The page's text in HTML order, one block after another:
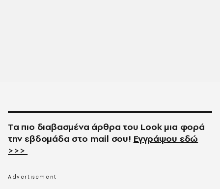
Τα πιο διαβασμένα άρθρα του Look μια φορά
την εβδομάδα στο mail σου! Εγγράψου εδώ
>>>